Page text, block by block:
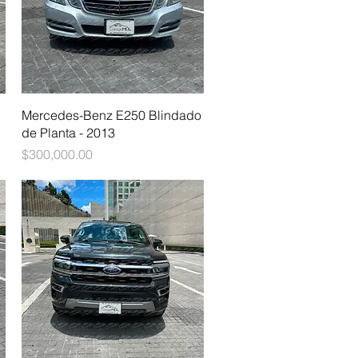
Vista rápida
Mercedes-Benz E250 Blindado
de Planta - 2013
Precio
$300,000.00